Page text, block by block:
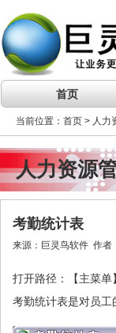
首页
当前位置：首页 > 人力
人力资源
考勤统计表
来源：巨灵鸟软件 作
打开路径：【主菜单
考勤统计表是对员